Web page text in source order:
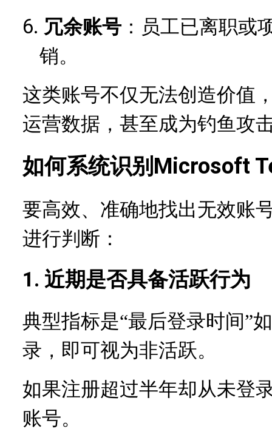
6. 冗余账号 ：员工已离职或
销。
这类账号不仅无法创造价值
运营数据，甚至成为钓鱼攻
如何系统识别 Microsoft
要高效、准确地找出无效账
进行判断：
1. 近期是否具备活跃行为
典型指标是“最后登录时间”
录，即可视为非活跃。
如果注册超过半年却从未登
账号。